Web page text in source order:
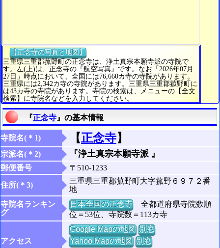
【正念寺の写真と地図】
三重県三重郡菰野町の正念寺は、浄土真宗本願寺派の寺院で
す。左(上)は、正念寺の『航空写真』です。なお「2026年07月
27日」時点において、全国には76,660カ寺の寺院があります。
三重県には2,342カ寺の寺院があります。三重県三重郡菰野町に
は43カ寺の寺院があります。寺院の検索は、メニューの【全文
検索】に寺院名などを入力してください。
『正念寺 』の基本情報
寺院名(＊1) 【正念寺】
宗派名(＊2) 『浄土真宗本願寺派 』
郵便番号 〒510-1233
住所(＊3)
三重県三重郡菰野町大字菰野６９７２番
地
寺院名ランキン
グ
日本全国の正念寺全都道府県寺院数順
位＝53位、寺院数＝113カ寺
アクセス
Google Mapの地図 別窓
Yahoo Mapの地図 別窓